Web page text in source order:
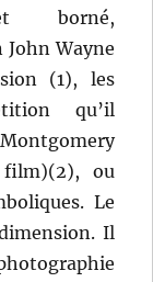
borné,
Wayne
(1), les
qu’il
ou
Le
Il